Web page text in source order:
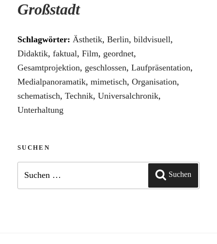
Großstadt
Schlagwörter: Ästhetik, Berlin, bildvisuell,
Didaktik, faktual, Film, geordnet,
Gesamtprojektion, geschlossen, Laufpräsentation,
Medialpanoramatik, mimetisch, Organisation,
schematisch, Technik, Universalchronik,
Unterhaltung
SUCHEN
Suchen